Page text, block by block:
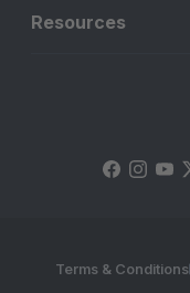
Resources
Terms & Conditions